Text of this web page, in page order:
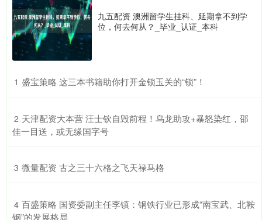
九五配资 澳洲留学生挂科、延期拿不到学
位，何去何从？_毕业_认证_本科
1 ​盛宝策略 这三本书籍助你打开金锁玉关的“锁”！
2 ​天津配资大本营 汪士钦自毁前程！乌龙助攻+暴怒染红，邵
佳一目送，或无缘国字号
3 ​微量配资 古之三十六格之飞天禄马格
4 ​百盛策略 国资委副主任李镇：钢铁行业已形成“南宝武、北鞍
钢”的发展格局